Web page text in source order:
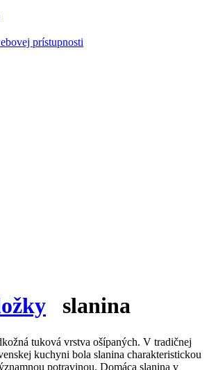
prístupnosti
slanina
tuková vrstva ošípaných. V tradičnej
kuchyni bola slanina charakteristickou
potravinou. Domáca slanina v